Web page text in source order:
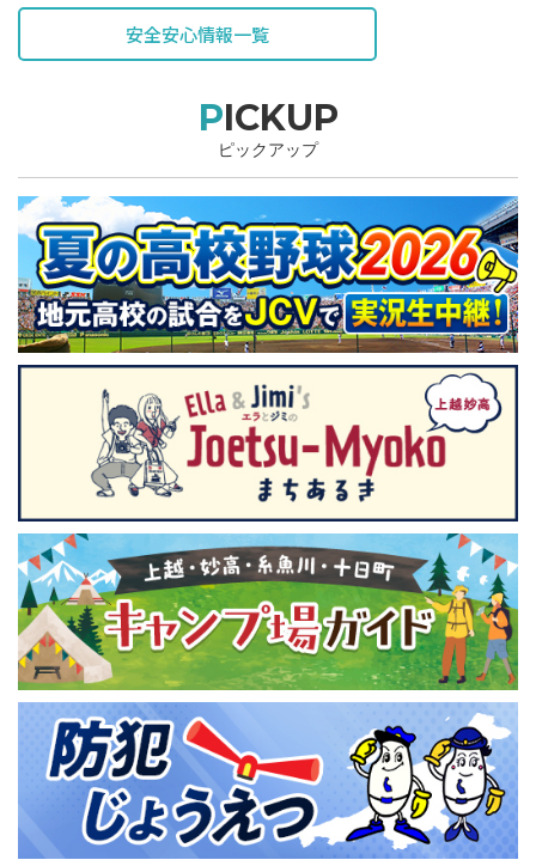
安全安心情報一覧
PICKUP
ピックアップ